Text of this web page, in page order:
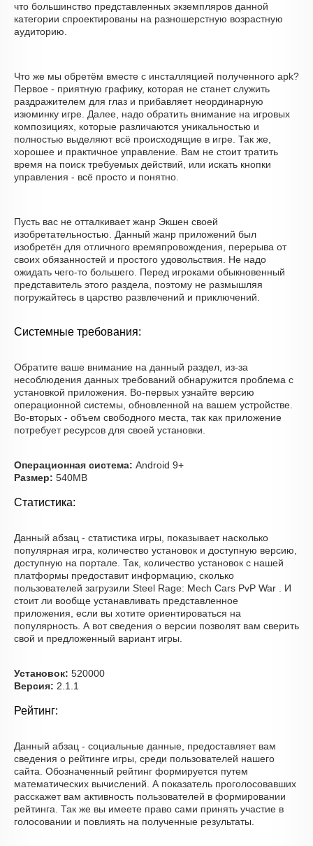
что большинство представленных экземпляров данной
категории спроектированы на разношерстную возрастную
аудиторию.
Что же мы обретём вместе с инсталляцией полученного apk?
Первое - приятную графику, которая не станет служить
раздражителем для глаз и прибавляет неординарную
изюминку игре. Далее, надо обратить внимание на игровых
композициях, которые различаются уникальностью и
полностью выделяют всё происходящие в игре. Так же,
хорошее и практичное управление. Вам не стоит тратить
время на поиск требуемых действий, или искать кнопки
управления - всё просто и понятно.
Пусть вас не отталкивает жанр Экшен своей
изобретательностью. Данный жанр приложений был
изобретён для отличного времяпровождения, перерыва от
своих обязанностей и простого удовольствия. Не надо
ожидать чего-то большего. Перед игроками обыкновенный
представитель этого раздела, поэтому не размышляя
погружайтесь в царство развлечений и приключений.
Системные требования:
Обратите ваше внимание на данный раздел, из-за
несоблюдения данных требований обнаружится проблема с
установкой приложения. Во-первых узнайте версию
операционной системы, обновленной на вашем устройстве.
Во-вторых - объем свободного места, так как приложение
потребует ресурсов для своей установки.
Операционная система: Android 9+
Размер: 540MB
Статистика:
Данный абзац - статистика игры, показывает насколько
популярная игра, количество установок и доступную версию,
доступную на портале. Так, количество установок с нашей
платформы предоставит информацию, сколько
пользователей загрузили Steel Rage: Mech Cars PvP War . И
стоит ли вообще устанавливать представленное
приложения, если вы хотите ориентироваться на
популярность. А вот сведения о версии позволят вам сверить
свой и предложенный вариант игры.
Установок: 520000
Версия: 2.1.1
Рейтинг:
Данный абзац - социальные данные, предоставляет вам
сведения о рейтинге игры, среди пользователей нашего
сайта. Обозначенный рейтинг формируется путем
математических вычислений. А показатель проголосовавших
расскажет вам активность пользователей в формировании
рейтинга. Так же вы имеете право сами принять участие в
голосовании и повлиять на полученные результаты.